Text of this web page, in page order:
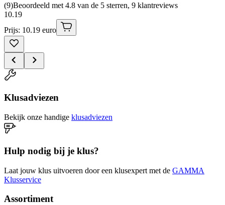
(9)Beoordeeld met 4.8 van de 5 sterren, 9 klantreviews
10.19
Prijs: 10.19 euro
Klusadviezen
Bekijk onze handige klusadviezen
Hulp nodig bij je klus?
Laat jouw klus uitvoeren door een klusexpert met de GAMMA
Klusservice
Assortiment